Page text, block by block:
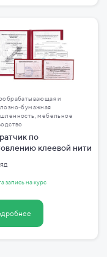
и
бумажная
мебельное
по
клеевой нити
запись на курс